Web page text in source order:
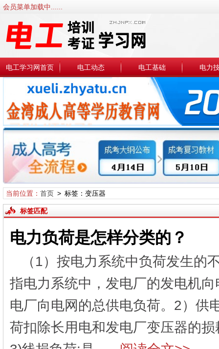
会员菜单加载中......
电工学习网首页 电工动态 电工基础 电力
当前位置： 首页> 标签：变压器
标签匹配
电力负荷是怎样分类的？
（1）按电力系统中负荷发生的
指电力系统中，发电厂的发电机
电厂向电网的总供电负荷。2）供
荷扣除长用电和发电厂变压器的